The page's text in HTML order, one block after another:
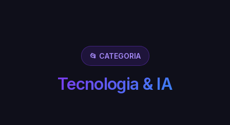
📂 CATEGORIA
Tecnologia & IA